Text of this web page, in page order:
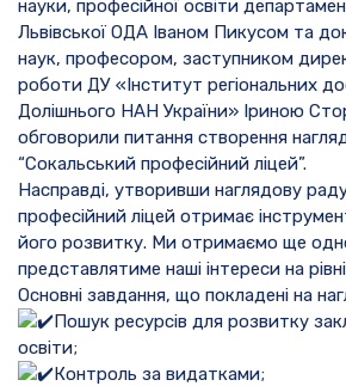
науки, професійної освіти
Львівської ОДА Іваном Пикусом та
наук, професором, заступником
роботи ДУ «Інститут регіональних
Долішнього НАН України» Іриною
обговорили питання створення
“Сокальський професійний ліцей”.
Насправді, утворивши наглядову
професійний ліцей отримає
його розвитку. Ми отримаємо ще
представлятиме наші інтереси на рівні
Основні завдання, що покладені на
Пошук ресурсів для розвитку
освіти;
Контроль за видатками;